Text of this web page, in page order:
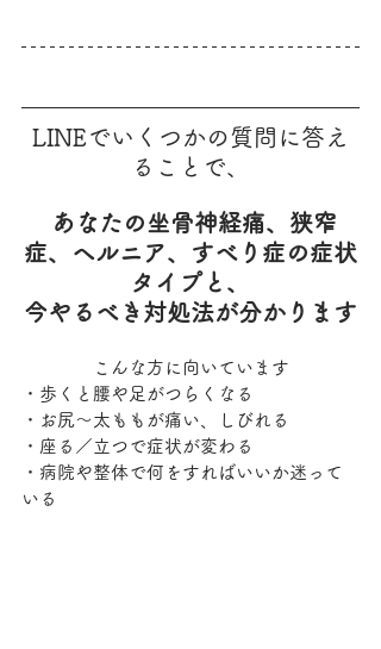
LINEでいくつかの質問に答え
ることで、
あなたの坐骨神経痛、狭窄
症、ヘルニア、すべり症の症状
タイプと、
今やるべき対処法が分かります
こんな方に向いています
・歩くと腰や足がつらくなる
・お尻〜太ももが痛い、しびれる
・座る／立つで症状が変わる
・病院や整体で何をすればいいか迷って
いる